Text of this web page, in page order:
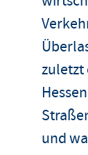
zuletzt
Hessen
und